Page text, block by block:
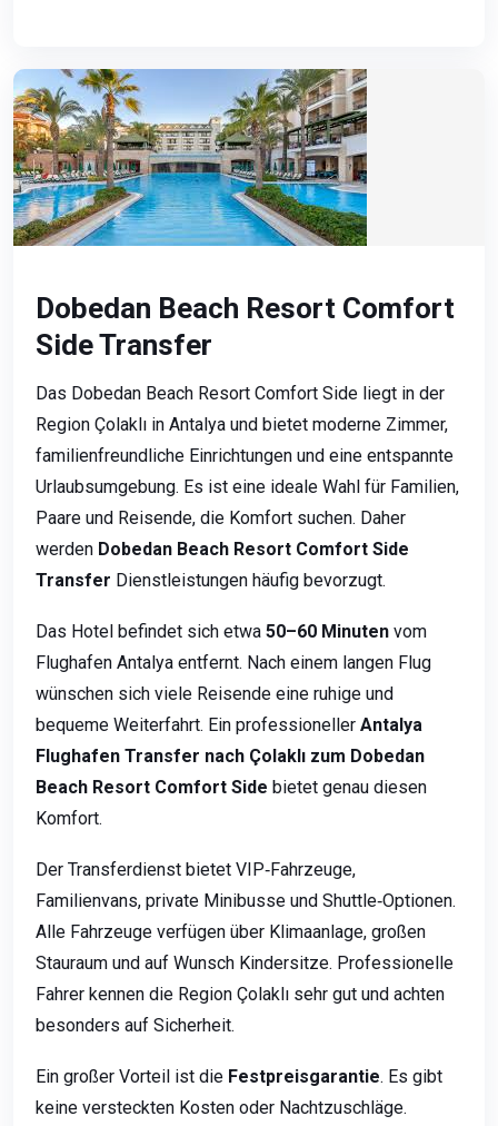
Dobedan Beach Resort Comfort
Side Transfer
Das Dobedan Beach Resort Comfort Side liegt in der
Region Çolaklı in Antalya und bietet moderne Zimmer,
familienfreundliche Einrichtungen und eine entspannte
Urlaubsumgebung. Es ist eine ideale Wahl für Familien,
Paare und Reisende, die Komfort suchen. Daher
werden Dobedan Beach Resort Comfort Side
Transfer Dienstleistungen häufig bevorzugt.
Das Hotel befindet sich etwa 50–60 Minuten vom
Flughafen Antalya entfernt. Nach einem langen Flug
wünschen sich viele Reisende eine ruhige und
bequeme Weiterfahrt. Ein professioneller Antalya
Flughafen Transfer nach Çolaklı zum Dobedan
Beach Resort Comfort Side bietet genau diesen
Komfort.
Der Transferdienst bietet VIP‑Fahrzeuge,
Familienvans, private Minibusse und Shuttle‑Optionen.
Alle Fahrzeuge verfügen über Klimaanlage, großen
Stauraum und auf Wunsch Kindersitze. Professionelle
Fahrer kennen die Region Çolaklı sehr gut und achten
besonders auf Sicherheit.
Ein großer Vorteil ist die Festpreisgarantie. Es gibt
keine versteckten Kosten oder Nachtzuschläge.